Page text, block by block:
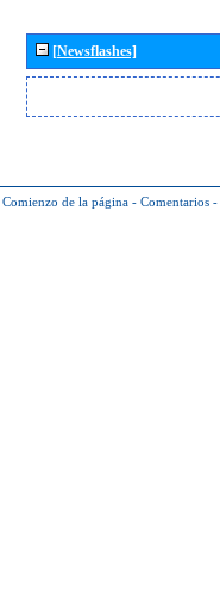
[Newsflashes]
Comienzo de la página - Comentarios -